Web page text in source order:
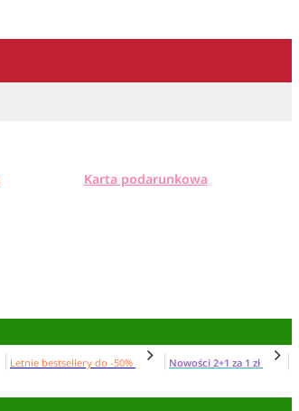
Karta podarunkowa
Letnie bestsellery do -50%
Nowości 2+1 za 1 zł